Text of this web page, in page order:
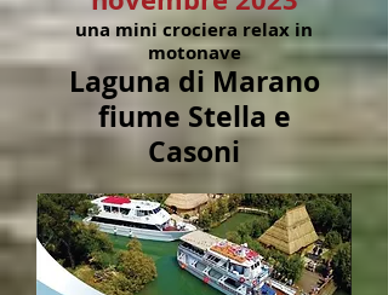
una mini crociera relax in
motonave
Laguna di Marano
fiume Stella e
Casoni